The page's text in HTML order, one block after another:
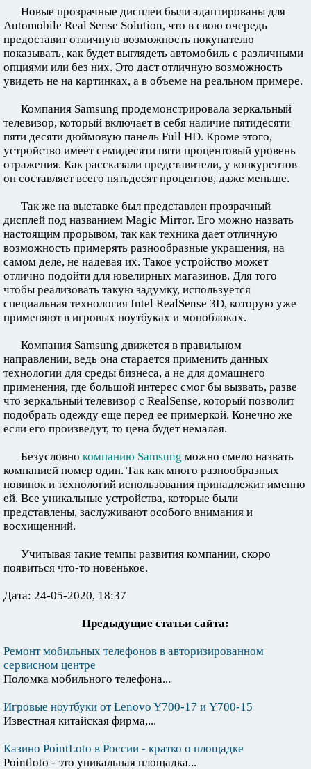
Новые прозрачные дисплеи были адаптированы для
Automobile Real Sense Solution, что в свою очередь
предоставит отличную возможность покупателю
показывать, как будет выглядеть автомобиль с различными
опциями или без них. Это даст отличную возможность
увидеть не на картинках, а в объеме на реальном примере.
Компания Samsung продемонстрировала зеркальный
телевизор, который включает в себя наличие пятидесяти
пяти десяти дюймовую панель Full HD. Кроме этого,
устройство имеет семидесяти пяти процентовый уровень
отражения. Как рассказали представители, у конкурентов
он составляет всего пятьдесят процентов, даже меньше.
Так же на выставке был представлен прозрачный
дисплей под названием Magic Mirror. Его можно назвать
настоящим прорывом, так как техника дает отличную
возможность примерять разнообразные украшения, на
самом деле, не надевая их. Такое устройство может
отлично подойти для ювелирных магазинов. Для того
чтобы реализовать такую задумку, используется
специальная технология Intel RealSense 3D, которую уже
применяют в игровых ноутбуках и моноблоках.
Компания Samsung движется в правильном
направлении, ведь она старается применить данных
технологии для среды бизнеса, а не для домашнего
применения, где большой интерес смог бы вызвать, разве
что зеркальный телевизор с RealSense, который позволит
подобрать одежду еще перед ее примеркой. Конечно же
если его произведут, то цена будет немалая.
Безусловно компанию Samsung можно смело назвать
компанией номер один. Так как много разнообразных
новинок и технологий использования принадлежит именно
ей. Все уникальные устройства, которые были
представлены, заслуживают особого внимания и
восхищенний.
Учитывая такие темпы развития компании, скоро
появиться что-то новенькое.
Дата: 24-05-2020, 18:37
Предыдущие статьи сайта:
Ремонт мобильных телефонов в авторизированном
сервисном центре
Поломка мобильного телефона...
Игровые ноутбуки от Lenovo Y700-17 и Y700-15
Известная китайская фирма,...
Казино PointLoto в России - кратко о площадке
Pointloto - это уникальная площадка...